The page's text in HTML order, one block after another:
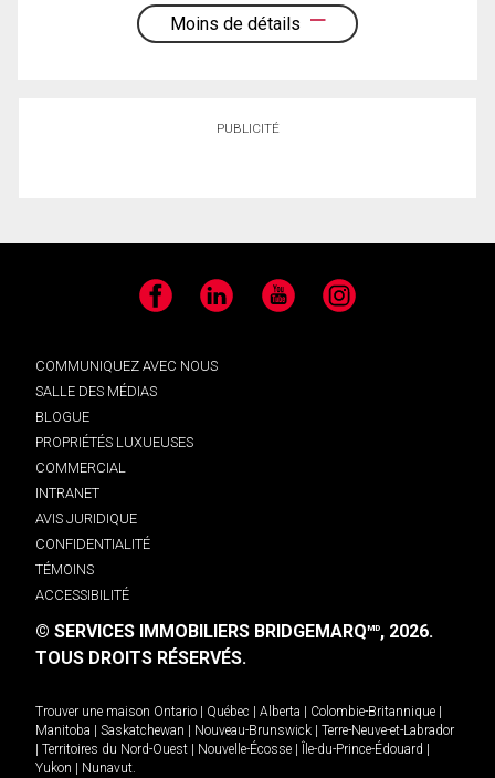
Moins de détails
PUBLICITÉ
Facebook LinkedIn YouTube Instagram
COMMUNIQUEZ AVEC NOUS
SALLE DES MÉDIAS
BLOGUE
PROPRIÉTÉS LUXUEUSES
COMMERCIAL
INTRANET
AVIS JURIDIQUE
CONFIDENTIALITÉ
TÉMOINS
ACCESSIBILITÉ
© SERVICES IMMOBILIERS BRIDGEMARQMD, 2026.
TOUS DROITS RÉSERVÉS.
Trouver une maison Ontario Québec Alberta Colombie-Britannique
Manitoba
Saskatchewan Nouveau-Brunswick
Terre-Neuve-et-Labrador
Territoires du Nord-Ouest Nouvelle-Écosse Île-du-Prince-Édouard
Yukon
Nunavut.